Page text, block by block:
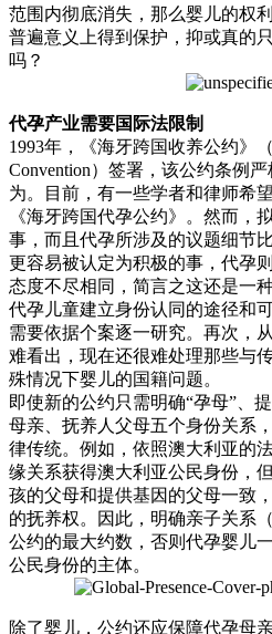
范围内彻底消失，那么婴儿的权
普遍意义上得到保护，抑或真的
吗？
代孕产业需要国际法限制
1993年，《海牙跨国收养公约》
Convention）签署，该公约条例
为。目前，有一些学者和律师希
《海牙跨国代孕公约》。然而，
事，而且代孕所涉及的议题细节
更容易被认定为积极的事，代孕
态度不尽相同，简言之这还是一
代孕儿童建立身份认同的途径和
需要依据个案逐一研究。再次，
难看出，现在还很难处理那些与
殊情况下婴儿的国籍问题。
即使新的公约只需明确“孕母”、
母亲、抚养人父母五个身份关系
律传统。例如，依照澳大利亚的
缘关系获得澳大利亚公民身份，
孩的父母和提供基因的父母一致
的抚养权。因此，明确亲子关系
公约的最大约数，否则代孕婴儿
公民身份的主体。
除了婴儿，公约还应保障代孕母